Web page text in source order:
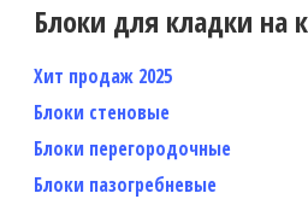
Блоки для кладки на
Хит продаж 2025
Блоки стеновые
Блоки перегородочные
Блоки пазогребневые